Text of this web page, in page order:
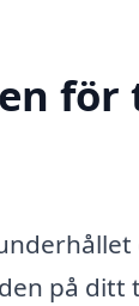
på ditt